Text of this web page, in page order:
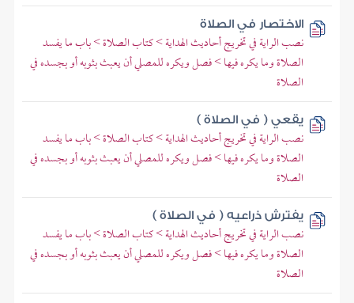
الاختصار في الصلاة
نصب الراية في تخريج أحاديث الهداية > كتاب الصلاة > باب ما يفسد
الصلاة وما يكره فيها > فصل ويكره للمصلي أن يعبث بثوبه أو بجسده في
الصلاة
يقعي ( في الصلاة )
نصب الراية في تخريج أحاديث الهداية > كتاب الصلاة > باب ما يفسد
الصلاة وما يكره فيها > فصل ويكره للمصلي أن يعبث بثوبه أو بجسده في
الصلاة
يفترش ذراعيه ( في الصلاة )
نصب الراية في تخريج أحاديث الهداية > كتاب الصلاة > باب ما يفسد
الصلاة وما يكره فيها > فصل ويكره للمصلي أن يعبث بثوبه أو بجسده في
الصلاة